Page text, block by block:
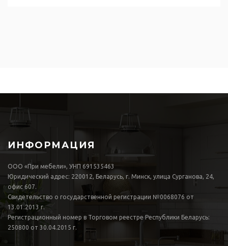
ИНФОРМАЦИЯ
ООО «При мебели», УНП 691535463
Юридический адрес: 220012, Беларусь, г. Минск, улица Сурганова, 24,
офис 607.
Свидетельство о государственной регистрации №0068076 от
13.01.2013 г.
Регистрационный номер в Торговом реестре Республики Беларусь:
250800 от 30.04.2015 г.